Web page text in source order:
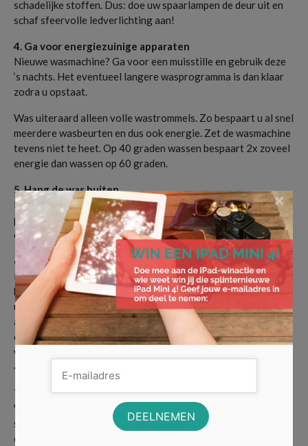
schadelijke stoffen. Dus: doe uw spaarlampen de deur uit en
schaf sfeervolle ledverlichting aan!
4. Ga voor energiezuinige apparaten
Nieuwe wasmachine? Ga voor een muisstille en gebruik deze
‘s nachts. Het eventueel langere wasprogramma is dan klaar
zodra u opstaat.
Was uiteraard alleen volle wastrommels. Zo bespaart u al snel
meerdere wasbeurten en dus ook energie. Zet de wasmachine
tevens niet te heet. Op 40 graden wassen bespaart 2x zoveel
energie dan wassen op 60 graden.
5. Hang de was buiten
Is het een mooie zomerse dag? Hang uw wasgoed buiten op in
plaats van de droger te gebruiken. Scheelt weer
energiekosten.
6. Trotseer de warmte in de zomer
Het is erg makkelijk om even de airco aan te zetten, maar dit
kost onnodig veel energie. Een ventilator kan een goede
uitkomst zijn en is een heel stuk zuiniger in gebruik. Het voelt
al snel frisser, ze zijn goedkoper, minder milieubelastend en
ook nog eens stiller dan airco’s. Zo doet een ventilator zijn
werk voor slechts 15 kWh per jaar en een airco kan tot wel
430 kWh verbruiken.
7. Voorkom sluipverbruik
Wanneer een apparaat niet meer aan het opladen is en nog
steeds in het stopcontact zit gebruikt het nog steeds wat
energie. Dit wordt sluipverbruik genoemd. Elk uur gebruikt
×